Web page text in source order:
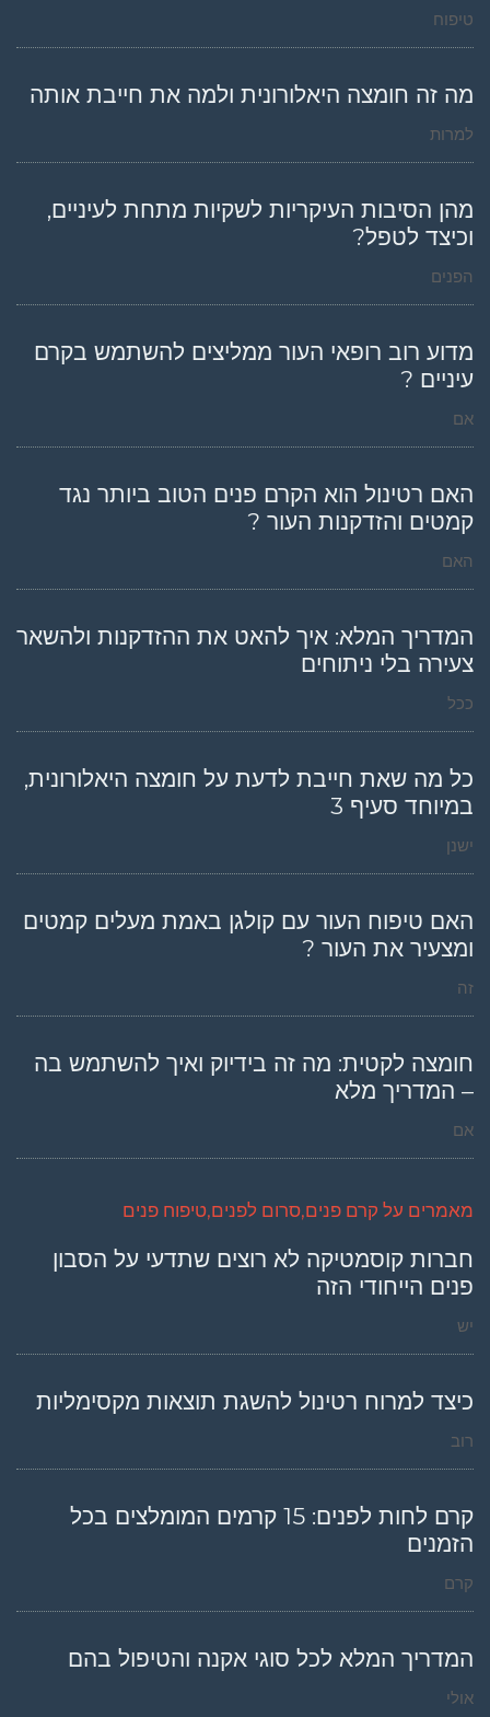
טיפוח
מה זה חומצה היאלורונית ולמה את חייבת אותה
למרות
מהן הסיבות העיקריות לשקיות מתחת לעיניים,
וכיצד לטפל?
הפנים
מדוע רוב רופאי העור ממליצים להשתמש בקרם
עיניים ?
אם
האם רטינול הוא הקרם פנים הטוב ביותר נגד
קמטים והזדקנות העור ?
האם
המדריך המלא: איך להאט את ההזדקנות ולהשאר
צעירה בלי ניתוחים
ככל
כל מה שאת חייבת לדעת על חומצה היאלורונית,
במיוחד סעיף 3
ישנן
האם טיפוח העור עם קולגן באמת מעלים קמטים
ומצעיר את העור ?
זה
חומצה לקטית: מה זה בידיוק ואיך להשתמש בה
– המדריך מלא
אם
מאמרים על קרם פנים,סרום לפנים,טיפוח פנים
חברות קוסמטיקה לא רוצים שתדעי על הסבון
פנים הייחודי הזה
יש
כיצד למרוח רטינול להשגת תוצאות מקסימליות
רוב
קרם לחות לפנים: 15 קרמים המומלצים בכל
הזמנים
קרם
המדריך המלא לכל סוגי אקנה והטיפול בהם
אולי